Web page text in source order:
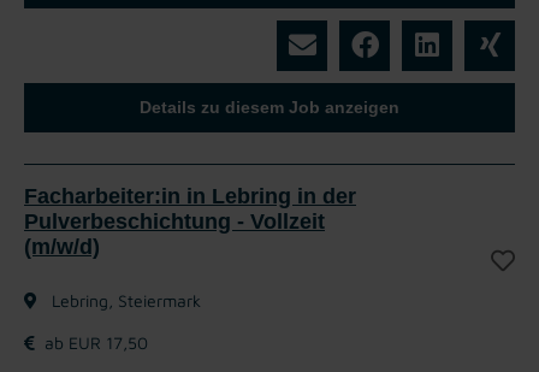
Details zu diesem Job anzeigen
Facharbeiter:in in Lebring in der
Pulverbeschichtung - Vollzeit
(m/w/d)
Lebring, Steiermark
ab EUR 17,50